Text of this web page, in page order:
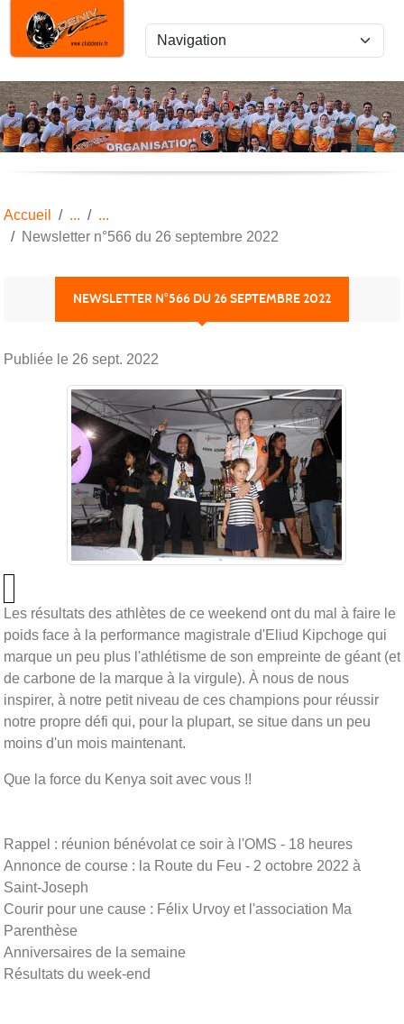
Accueil
Newsletter n°566 du 26 septembre 2022
NEWSLETTER N°566 DU 26 SEPTEMBRE 2022
Publiée le 26 sept. 2022
Les résultats des athlètes de ce weekend ont du mal à faire le
poids face à la performance magistrale d'Eliud Kipchoge qui
marque un peu plus l'athlétisme de son empreinte de géant (et
de carbone de la marque à la virgule). À nous de nous
inspirer, à notre petit niveau de ces champions pour réussir
notre propre défi qui, pour la plupart, se situe dans un peu
moins d'un mois maintenant.
Que la force du Kenya soit avec vous !!
Rappel : réunion bénévolat ce soir à l'OMS - 18 heures
Annonce de course : la Route du Feu - 2 octobre 2022 à
Saint-Joseph
Courir pour une cause : Félix Urvoy et l'association Ma
Parenthèse
Anniversaires de la semaine
Résultats du week-end
Panneau de gestion des cookies